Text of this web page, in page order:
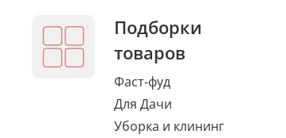
Подборки
товаров
Фаст-фуд
Для Дачи
Уборка и клининг